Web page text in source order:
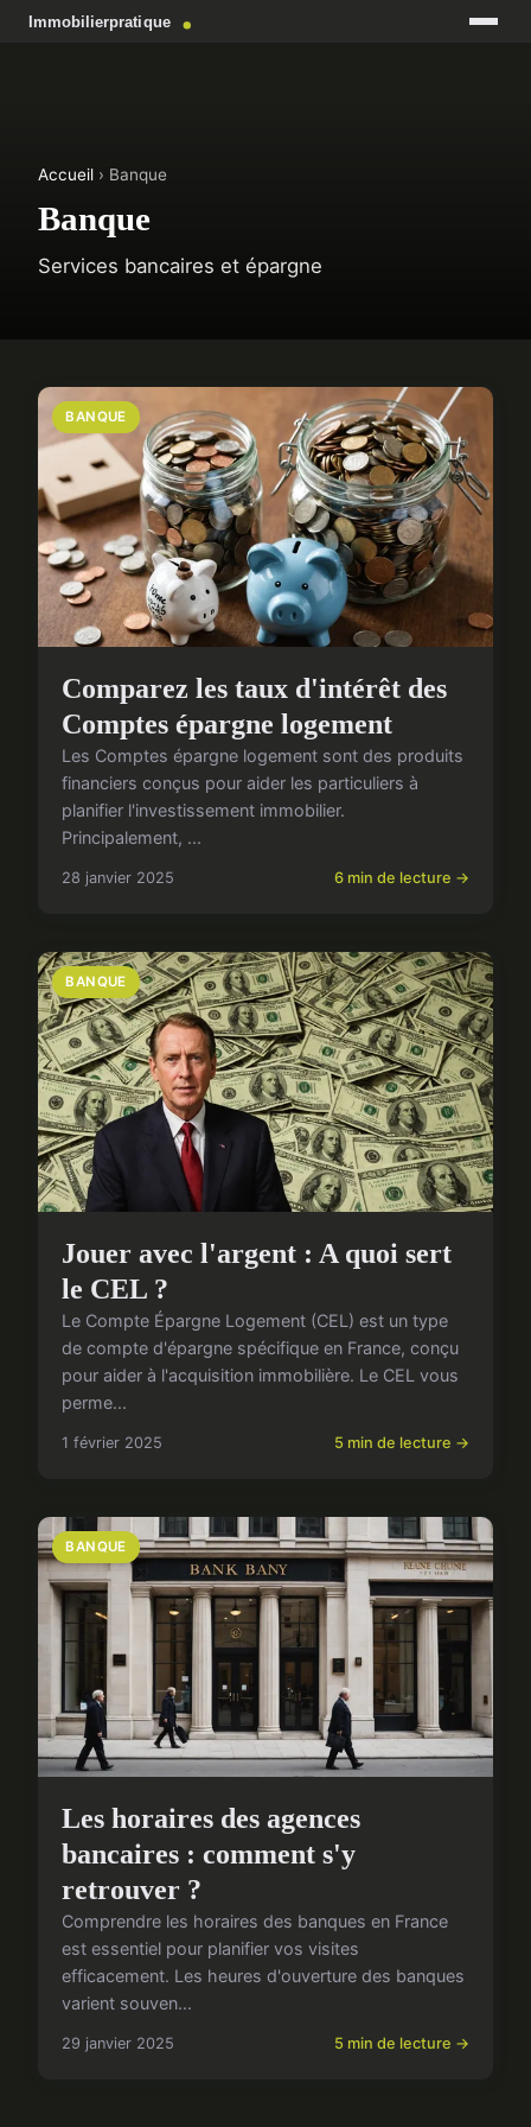
Accueil › Banque
Banque
Services bancaires et épargne
BANQUE
Comparez les taux d'intérêt des
Comptes épargne logement
Les Comptes épargne logement sont des produits
financiers conçus pour aider les particuliers à
planifier l'investissement immobilier.
Principalement, ...
28 janvier 2025 6 min de lecture →
BANQUE
Jouer avec l'argent : A quoi sert
le CEL ?
Le Compte Épargne Logement (CEL) est un type
de compte d'épargne spécifique en France, conçu
pour aider à l'acquisition immobilière. Le CEL vous
perme...
1 février 2025 5 min de lecture →
BANQUE
Les horaires des agences
bancaires : comment s'y
retrouver ?
Comprendre les horaires des banques en France
est essentiel pour planifier vos visites
efficacement. Les heures d'ouverture des banques
varient souven...
29 janvier 2025 5 min de lecture →